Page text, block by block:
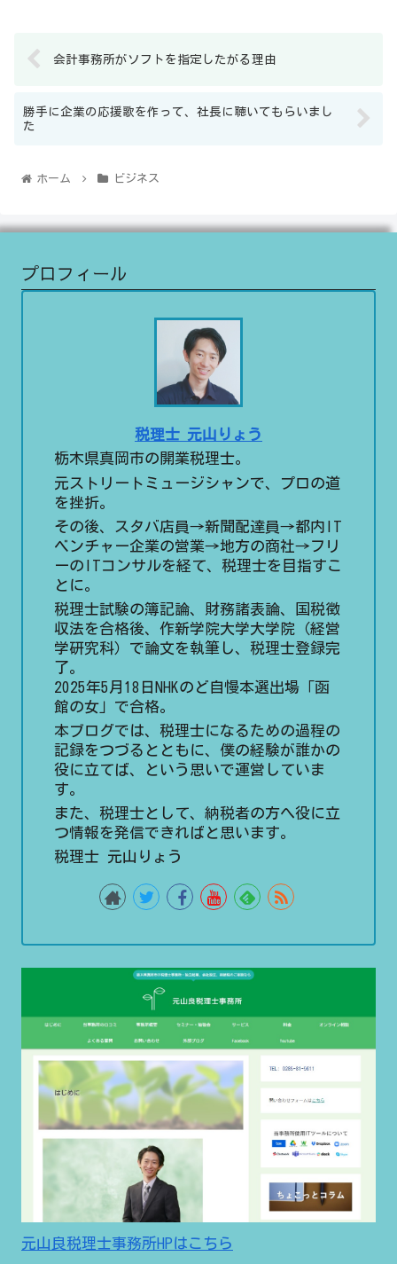
会計事務所がソフトを指定したがる理由
勝手に企業の応援歌を作って、社長に聴いてもらいまし
た
ホーム ビジネス
プロフィール
税理士 元山りょう
栃木県真岡市の開業税理士。
元ストリートミュージシャンで、プロの道
を挫折。
その後、スタバ店員→新聞配達員→都内IT
ベンチャー企業の営業→地方の商社→フリ
ーのITコンサルを経て、税理士を目指すこ
とに。
税理士試験の簿記論、財務諸表論、国税徴
収法を合格後、作新学院大学大学院（経営
学研究科）で論文を執筆し、税理士登録完
了。
2025年5月18日NHKのど自慢本選出場「函
館の女」で合格。
本ブログでは、税理士になるための過程の
記録をつづるとともに、僕の経験が誰かの
役に立てば、という思いで運営していま
す。
また、税理士として、納税者の方へ役に立
つ情報を発信できればと思います。
税理士 元山りょう
元山良税理士事務所HPはこちら